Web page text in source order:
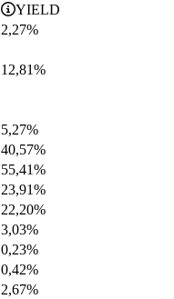
YIELD
2,27%
12,81%
5,27%
40,57%
55,41%
23,91%
22,20%
3,03%
0,23%
0,42%
2,67%